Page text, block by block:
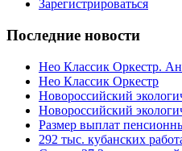
Зарегистрироваться
Последние новости
Нео Классик Оркестр.
Нео Классик Оркестр
Новороссийский
Новороссийский
Размер выплат
292 тыс. кубанских